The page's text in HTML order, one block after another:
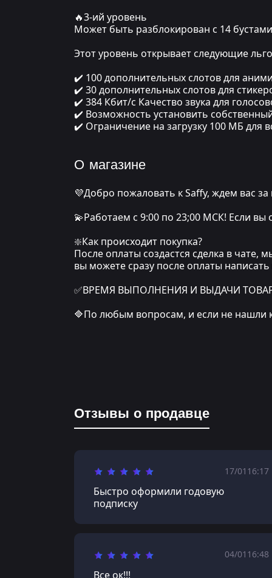
🔥3-ий уровень
Может быть разблокирован с 14
Этот уровень открывает следующие
✔️ 100 дополнительных слотов для
✔️ 30 дополнительных слотов для
✔️ 384 Кбит/с Качество звука для
✔️ Возможность установить
✔️ Ограничение на загрузку 100 МБ для
О магазине
💜Добро пожаловать к Saffy, ждем вас за
💫Работаем с 9:00 по 23;00 МСК! Если
❇️Как происходит покупка?
После оплаты создастся сделка в
вы можете сразу после оплаты
✅ВРЕМЯ ВЫПОЛНЕНИЯ И ВЫДАЧИ ТОВАРА:
🔷По любым вопросам, и если не нашли
Отзывы о продавце
17/01 16:17
Быстро оформили годовую
подписку
04/01 16:48
Все ок!!!